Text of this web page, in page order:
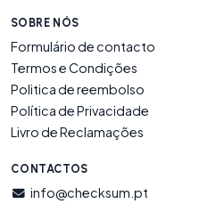
SOBRE NÓS
Formulário de contacto
Termos e Condições
Politica de reembolso
Política de Privacidade
Livro de Reclamações
CONTACTOS
info@checksum.pt